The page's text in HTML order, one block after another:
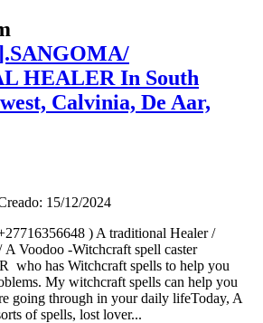
HEALER In South
Calvinia, De Aar,
15/12/2024
) A traditional Healer /
Voodoo -Witchcraft spell caster
has Witchcraft spells to help you
My witchcraft spells can help you
going through in your daily lifeToday, A
of spells, lost lover...